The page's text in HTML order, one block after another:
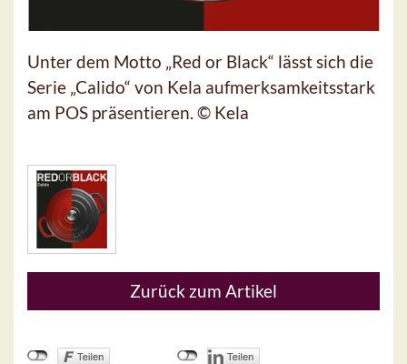
Unter dem Motto „Red or Black“ lässt sich die
Serie „Calido“ von Kela aufmerksamkeitsstark
am POS präsentieren. © Kela
Zurück zum Artikel